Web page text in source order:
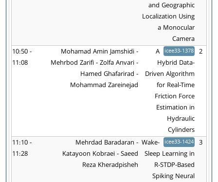
and Geographic
Localization Using
a Monocular
Camera
2
icee33-1378
A
Hybrid Data-
Driven Algorithm
for Real-Time
Friction Force
Estimation in
Hydraulic
Cylinders
Mohamad Amin Jamshidi -
Mehrbod Zarifi - Zolfa Anvari -
Hamed Ghafarirad -
Mohammad Zareinejad
10:50 -
11:08
3
icee33-1424
Wake-
Sleep Learning in
R-STDP-Based
Spiking Neural
Mehrdad Baradaran -
Katayoon Kobraei - Saeed
Reza Kheradpisheh
11:10 -
11:28